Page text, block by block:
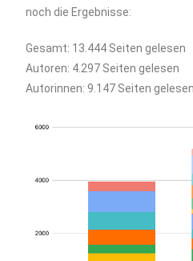
noch die Ergebnisse:
Gesamt: 13.444 Seiten gelesen
Autoren: 4.297 Seiten gelesen
Autorinnen: 9.147 Seiten gelesen